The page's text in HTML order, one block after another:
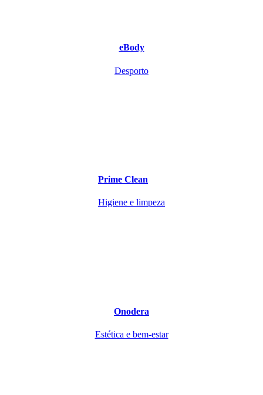
eBody
Desporto
Prime Clean
Higiene e limpeza
Onodera
Estética e bem-estar